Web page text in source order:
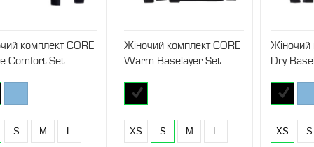
комплект CORE
Comfort Set
S M L
Жіночий комплект CORE
Warm Baselayer Set
XS S M L
Жіночий
Dry
XS S